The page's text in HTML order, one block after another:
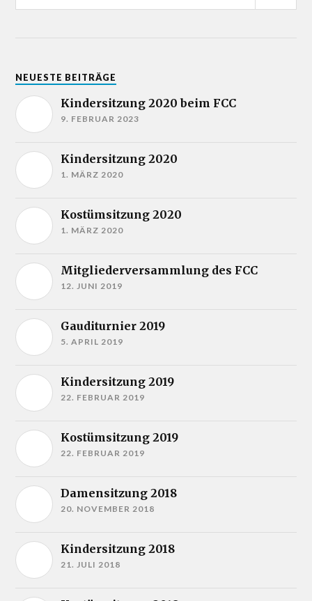
NEUESTE BEITRÄGE
Kindersitzung 2020 beim FCC
9. FEBRUAR 2023
Kindersitzung 2020
1. MÄRZ 2020
Kostümsitzung 2020
1. MÄRZ 2020
Mitgliederversammlung des FCC
12. JUNI 2019
Gauditurnier 2019
5. APRIL 2019
Kindersitzung 2019
22. FEBRUAR 2019
Kostümsitzung 2019
22. FEBRUAR 2019
Damensitzung 2018
20. NOVEMBER 2018
Kindersitzung 2018
21. JULI 2018